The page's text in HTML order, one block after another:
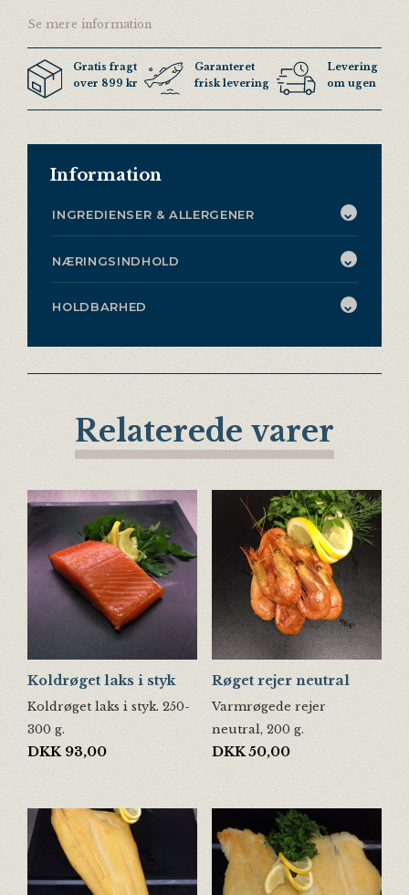
Se mere information
Gratis fragt
over 899 kr
Garanteret
frisk levering
Levering 3
om ugen
Information
INGREDIENSER & ALLERGENER
NÆRINGSINDHOLD
HOLDBARHED
Relaterede varer
Koldrøget laks i styk
Koldrøget laks i styk. 250-
300 g.
DKK 93,00
Røget rejer neutral
Varmrøgede rejer
neutral, 200 g.
DKK50,00